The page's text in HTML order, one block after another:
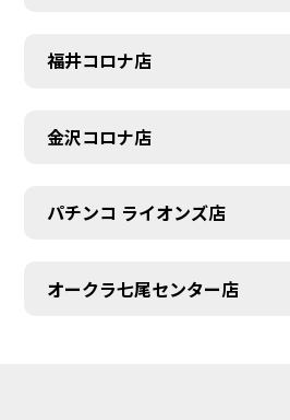
福井コロナ店
金沢コロナ店
パチンコ ライオンズ店
オークラ七尾センター店